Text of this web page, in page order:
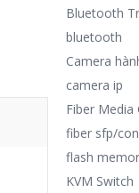
Bluetooth
bluetooth
Camera
camera ip
Fiber Media
fiber sfp/
flash
KVM Switch